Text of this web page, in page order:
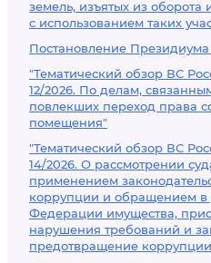
земель, изъятых из
с использованием таких
Постановление
"Тематический обзор ВС
12/2026. По делам,
повлекших переход права
помещения"
"Тематический обзор ВС
14/2026. О рассмотрении
применением
коррупции и обращением в
Федерации имущества,
нарушения требований и
предотвращение